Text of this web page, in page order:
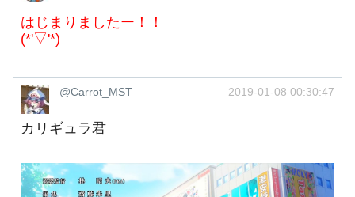
はじまりましたー！！
(*'▽'*)
@Carrot_MST 2019-01-08 00:30:47
カリギュラ君